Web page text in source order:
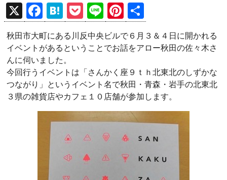
X
F
a
ce
b
o
o
k
H
at
e
n
a
P
o
ck
Li
n
e
Pi
nt
er
t
有
秋田市大町にある川反中央ビルで６月３＆４日に開かれる
イベントがあるということでお話をアロー秋田の佐々木さ
んに伺いました。
今回行うイベントは「さんかく座９ｔｈ北東北のしずかな
つながり」というイベント名で秋田・青森・岩手の北東北
３県の雑貨店やカフェ１０店舗が参加します。